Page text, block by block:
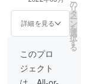
まいの方に限ら
のでご注意下さ
い。 ※大型犬に
んのでご注意下
さい。
現後の取り組み
のご報告 ④10年
間無料のペット
た方ご本人の
ペットちゃん達
の訪問火葬を担
当させて頂きた
詳細を見る
の
リ
タ
ー
ン
を
選
択
す
る
このプロ
ジェクト